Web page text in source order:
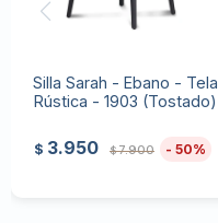
Silla Sarah - Ebano - Tela
Rústica - 1903 (Tostado)
$ 3.950 $7.900 50